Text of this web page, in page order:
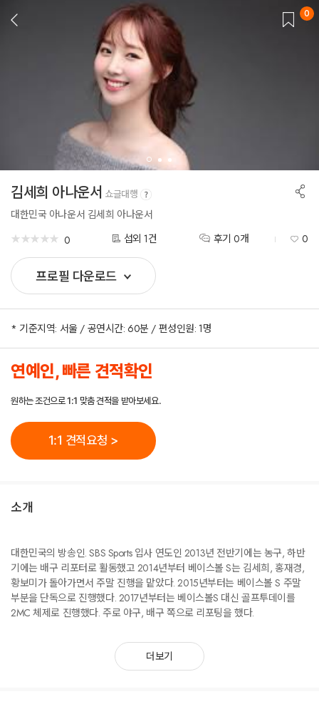
뒤
로
0
김세희 아나운서 쇼글대행
대한민국 아나운서 김세희 아나운서
★★★★★
★★★★★ 0 섭외 1건 후기 0개 0
프로필 다운로드
공
유
* 기준지역: 서울 / 공연시간: 60분 / 편성인원: 1명
연예인, 빠른 견적확인
원하는 조건으로 1:1 맞춤 견적을 받아보세요.
1:1 견적요청 >
소개
대한민국의 방송인. SBS Sports 입사 연도인 2013년 전반기에는 농구, 하반
기에는 배구 리포터로 활동했고 2014년부터 베이스볼 S는 김세희, 홍재경,
황보미가 돌아가면서 주말 진행을 맡았다. 2015년부터는 베이스볼 S 주말
부분을 단독으로 진행했다. 2017년부터는 베이스볼S 대신 골프투데이를
2MC 체제로 진행했다. 주로 야구, 배구 쪽으로 리포팅을 했다.
더보기